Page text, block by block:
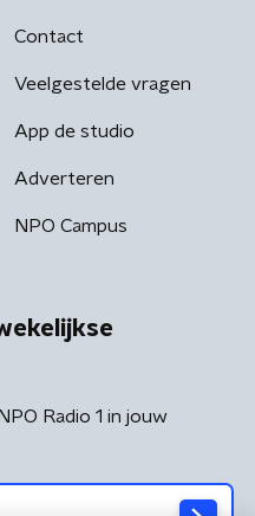
Contact
Veelgestelde vragen
App de studio
Adverteren
NPO Campus
Radio 1 in jouw